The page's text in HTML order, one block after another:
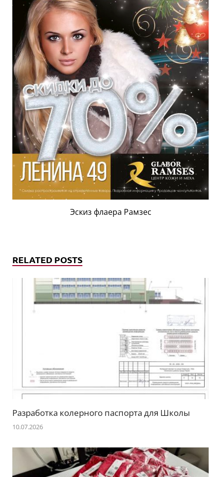
Эскиз флаера Рамзес
RELATED POSTS
Разработка колерного паспорта для Школы
10.07.2026